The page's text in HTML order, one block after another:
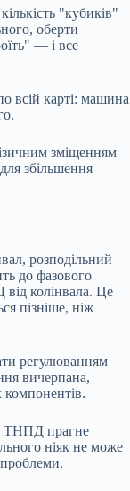
"кубиків"
оберти
— і все
всій карті: машина
зміщенням
збільшення
розподільний
до фазового
від колінвала. Це
пізніше, ніж
регулюванням
вичерпана,
ТНПД прагне
ніяк не може